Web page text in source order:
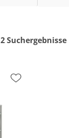
2 Suchergebnisse